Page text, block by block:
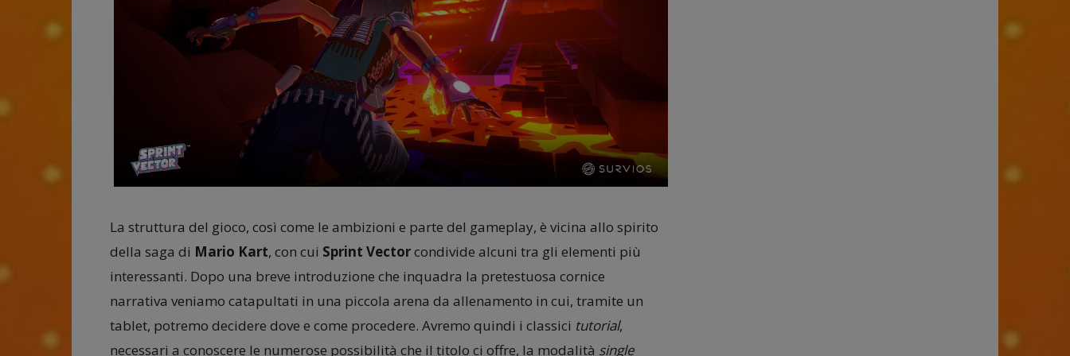
La struttura del gioco, così come le ambizioni e parte del gameplay, è vicina allo spirito
della saga di Mario Kart, con cui Sprint Vectorcondivide alcuni tra gli elementi più
interessanti. Dopo una breve introduzione che inquadra la pretestuosa cornice
narrativa veniamo catapultati in una piccola arena da allenamento in cui, tramite un
tablet, potremo decidere dove e come procedere. Avremo quindi i classici tutorial,
necessari a conoscere le numerose possibilità che il titolo ci offre, la modalità single